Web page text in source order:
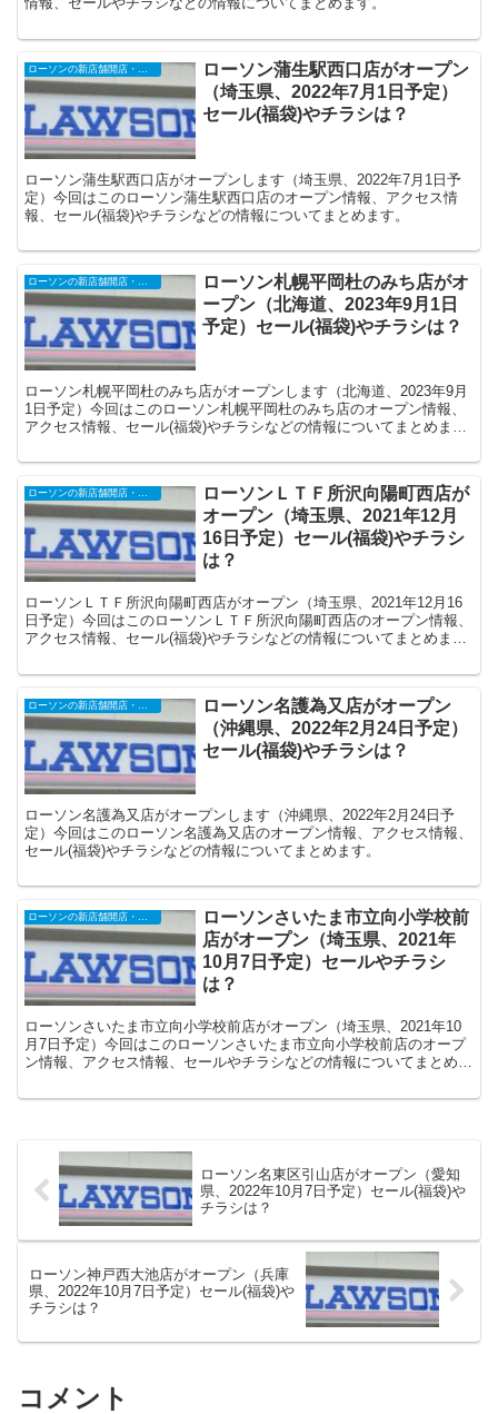
ローソンの新店舗開店・オープンセール
ローソン蒲生駅西口店がオープン
（埼玉県、2022年7月1日予定）
セール(福袋)やチラシは？
ローソン蒲生駅西口店がオープンします（埼玉県、2022年7月1日予
定）今回はこのローソン蒲生駅西口店のオープン情報、アクセス情
報、セール(福袋)やチラシなどの情報についてまとめます。
ローソン札幌平岡杜のみち店がオ
ープン（北海道、2023年9月1日
予定）セール(福袋)やチラシは？
ローソン札幌平岡杜のみち店がオープンします（北海道、2023年9月
1日予定）今回はこのローソン札幌平岡杜のみち店のオープン情報、
アクセス情報、セール(福袋)やチラシなどの情報についてまとめま
ローソンの新店舗開店・オープンセール
ローソンＬＴＦ所沢向陽町西店が
オープン（埼玉県、2021年12月
16日予定）セール(福袋)やチラシ
は？
ローソンＬＴＦ所沢向陽町西店がオープン（埼玉県、2021年12月16
日予定）今回はこのローソンＬＴＦ所沢向陽町西店のオープン情報、
アクセス情報、セール(福袋)やチラシなどの情報についてまとめま
ローソン名護為又店がオープン
（沖縄県、2022年2月24日予定）
セール(福袋)やチラシは？
ローソン名護為又店がオープンします（沖縄県、2022年2月24日予
定）今回はこのローソン名護為又店のオープン情報、アクセス情報、
セール(福袋)やチラシなどの情報についてまとめます。
ローソンの新店舗開店・オープンセール
ローソンさいたま市立向小学校前
店がオープン（埼玉県、2021年
10月7日予定）セールやチラシ
は？
ローソンさいたま市立向小学校前店がオープン（埼玉県、2021年10
月7日予定）今回はこのローソンさいたま市立向小学校前店のオープ
ン情報、アクセス情報、セールやチラシなどの情報についてまとめま
ローソン名東区引山店がオープン（愛知
県、2022年10月7日予定）セール(福袋)や
チラシは？
ローソン神戸西大池店がオープン（兵庫
県、2022年10月7日予定）セール(福袋)や
チラシは？
コメント